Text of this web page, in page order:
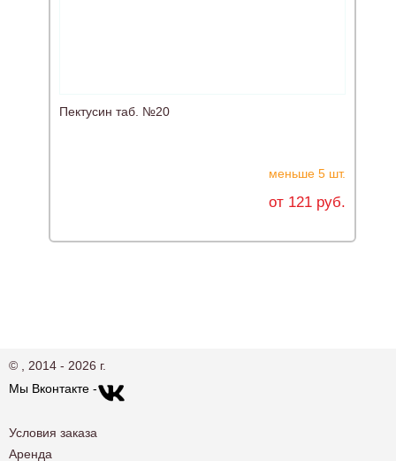
Пектусин таб. №20
меньше 5 шт.
от 121 руб.
© , 2014 - 2026 г.
Мы Вконтакте -
Условия заказа
Аренда